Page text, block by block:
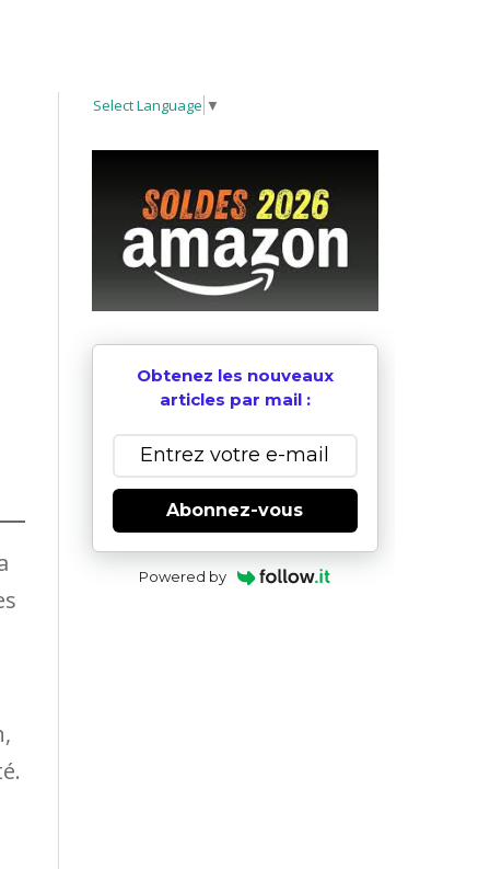
Select Language ▼
Obtenez les nouveaux
articles par mail :
Abonnez-vous
Powered by